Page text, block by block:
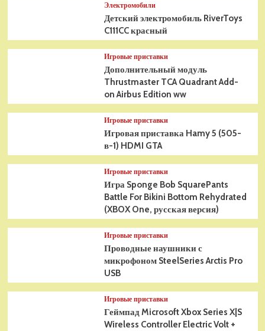
Электромобили
Детский электромобиль RiverToys
C111CC красный
Игровые приставки
Дополнительный модуль
Thrustmaster TCA Quadrant Add-
on Airbus Edition ww
Игровые приставки
Игровая приставка Hamy 5 (505-
в-1) HDMI GTA
Игровые приставки
Игра Sponge Bob SquarePants
Battle For Bikini Bottom Rehydrated
(XBOX One, русская версия)
Игровые приставки
Проводные наушники с
микрофоном SteelSeries Arctis Pro
USB
Игровые приставки
Геймпад Microsoft Xbox Series X|S
Wireless Controller Electric Volt +